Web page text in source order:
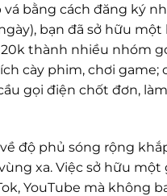
bằng cách đăng ký
bạn đã sở hữu
thành nhiều nhóm
cày phim, chơi game;
gọi điện chốt đơn,
độ phủ sóng rộng
xa. Việc sở hữu một
YouTube mà không